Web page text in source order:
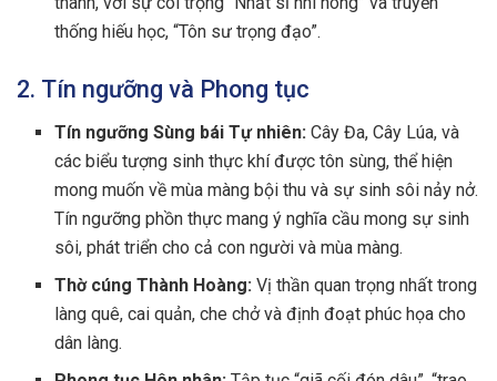
thống hiếu học, “Tôn sư trọng đạo”.
2. Tín ngưỡng và Phong tục
Tín ngưỡng Sùng bái Tự nhiên: Cây Đa, Cây Lúa, và
các biểu tượng sinh thực khí được tôn sùng, thể hiện
mong muốn về mùa màng bội thu và sự sinh sôi nảy nở.
Tín ngưỡng phồn thực mang ý nghĩa cầu mong sự sinh
sôi, phát triển cho cả con người và mùa màng.
Thờ cúng Thành Hoàng: Vị thần quan trọng nhất trong
làng quê, cai quản, che chở và định đoạt phúc họa cho
dân làng.